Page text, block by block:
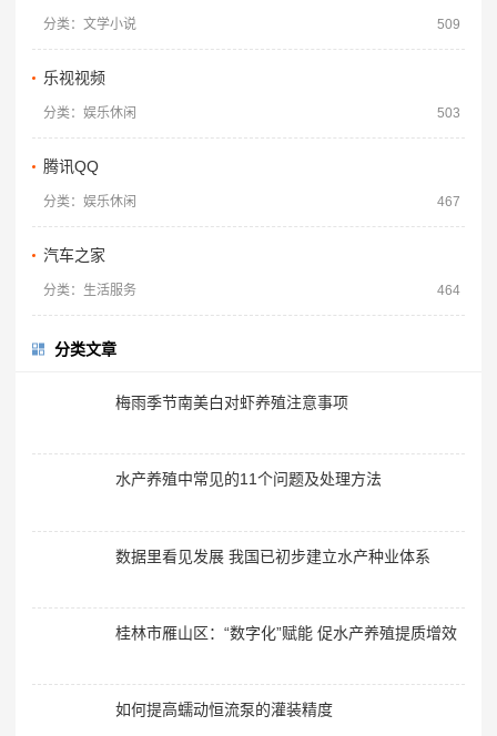
分类：文学小说 509
乐视视频
分类：娱乐休闲 503
腾讯QQ
分类：娱乐休闲 467
汽车之家
分类：生活服务 464
分类文章
梅雨季节南美白对虾养殖注意事项
水产养殖中常见的11个问题及处理方法
数据里看见发展 我国已初步建立水产种业体系
桂林市雁山区：“数字化”赋能 促水产养殖提质增效
如何提高蠕动恒流泵的灌装精度